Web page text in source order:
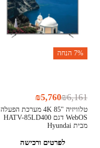
7% הנחה
טלוויזיה "85 4K מערכת הפעלה
WebOS דגם HATV-85LD400
מבית Hyundai
₪6,161
₪5,760
לפרטים ורכישה